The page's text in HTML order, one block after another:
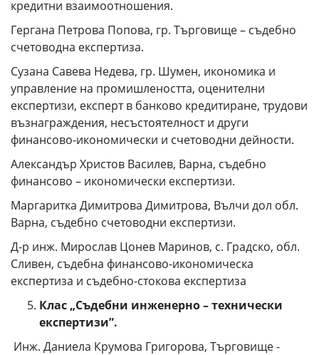
кредитни взаимоотношения.
Гергана Петрова Попова, гр. Търговище – съдебно
счетоводна експертиза.
Сузана Савева Недева, гр. Шумен, икономика и
управление на промишлеността, оценителни
експертизи, експерт в банково кредитиране, трудови
възнаграждения, несъстоятелност и други
финансово-икономически и счетоводни дейности.
Александър Христов Василев, Варна, съдебно
финансово – икономически експертизи.
Маргаритка Димитрова Димитрова, Вълчи дол обл.
Варна, съдебно счетоводни експертизи.
Д-р инж. Мирослав Цонев Маринов, с. Градско, обл.
Сливен, съдебна финансово-икономическа
експертиза и съдебно-стокова експертиза
Клас „Съдебни инженерно – технически
експертизи”.
Инж. Даниела Крумова Григорова, Търговище -